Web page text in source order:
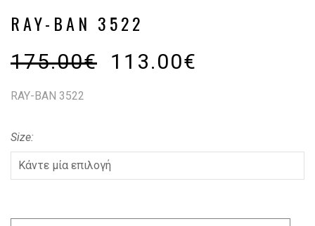
RAY-BAN 3522
175.00€ 113.00€
RAY-BAN 3522
Size